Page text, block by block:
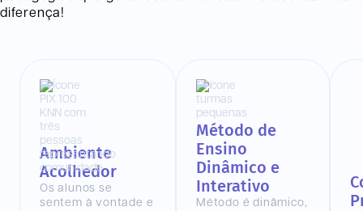
diferença!
Ambiente
Acolhedor
Os alunos se
sentem à vontade e
Método de
Ensino
Dinâmico e
Interativo
Método é dinâmico,